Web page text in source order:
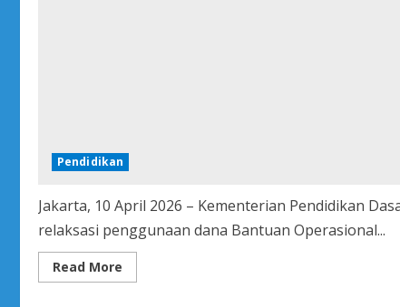
Pendidikan
Jakarta, 10 April 2026 – Kementerian Pendidikan
relaksasi penggunaan dana Bantuan Operasional...
Read More
more